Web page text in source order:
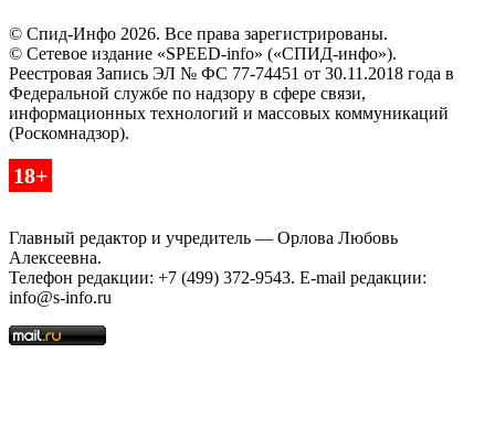
© Спид-Инфо 2026. Все права зарегистрированы.
© Сетевое издание «SPEED-info» («СПИД-инфо»).
Реестровая Запись ЭЛ № ФС 77-74451 от 30.11.2018 года в
Федеральной службе по надзору в сфере связи,
информационных технологий и массовых коммуникаций
(Роскомнадзор).
18+
Главный редактор и учредитель — Орлова Любовь
Алексеевна.
Телефон редакции: +7 (499) 372-9543. E-mail редакции:
info@s-info.ru